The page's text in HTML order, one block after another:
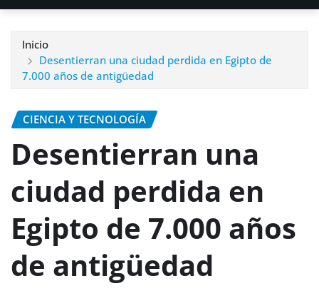
Inicio
Desentierran una ciudad perdida en Egipto de
7.000 años de antigüedad
CIENCIA Y TECNOLOGÍA
Desentierran una
ciudad perdida en
Egipto de 7.000 años
de antigüedad